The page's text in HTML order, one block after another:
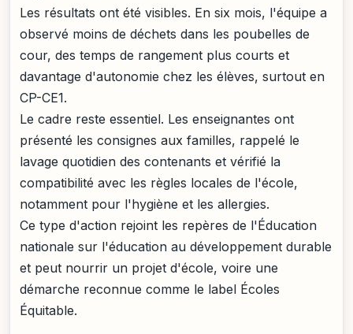
Les résultats ont été visibles. En six mois, l'équipe a
observé moins de déchets dans les poubelles de
cour, des temps de rangement plus courts et
davantage d'autonomie chez les élèves, surtout en
CP-CE1.
Le cadre reste essentiel. Les enseignantes ont
présenté les consignes aux familles, rappelé le
lavage quotidien des contenants et vérifié la
compatibilité avec les règles locales de l'école,
notamment pour l'hygiène et les allergies.
Ce type d'action rejoint les repères de l'Éducation
nationale sur l'éducation au développement durable
et peut nourrir un projet d'école, voire une
démarche reconnue comme le label Écoles
Équitable.